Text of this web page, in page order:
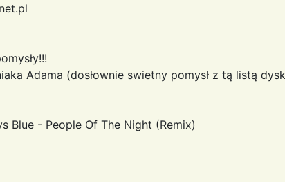
Adama (dosłownie swietny pomysł z tą listą
Blue - People Of The Night (Remix)